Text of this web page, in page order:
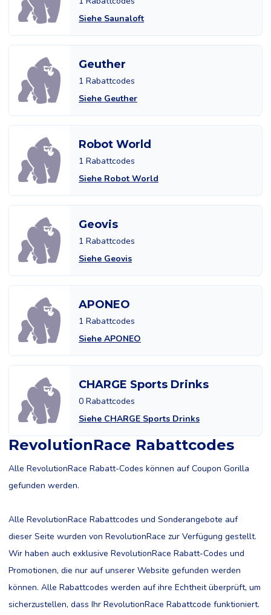
Siehe Saunaloft
Geuther
1 Rabattcodes
Siehe Geuther
Robot World
1 Rabattcodes
Siehe Robot World
Geovis
1 Rabattcodes
Siehe Geovis
APONEO
1 Rabattcodes
Siehe APONEO
CHARGE Sports Drinks
0 Rabattcodes
Siehe CHARGE Sports Drinks
RevolutionRace Rabattcodes
Alle RevolutionRace Rabatt-Codes können auf Coupon Gorilla
gefunden werden.
Alle RevolutionRace Rabattcodes und Sonderangebote auf
dieser Seite wurden von RevolutionRace zur Verfügung gestellt.
Wir haben auch exklusive RevolutionRace Rabatt-Codes und
Promotionen, die nur auf unserer Website gefunden werden
können. Alle Rabattcodes werden auf ihre Echtheit überprüft, um
sicherzustellen, dass Ihr RevolutionRace Rabattcode funktioniert.